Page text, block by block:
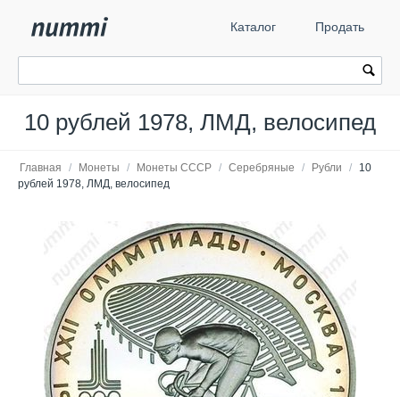
Каталог Продать
10 рублей 1978, ЛМД, велосипед
Главная / Монеты / Монеты СССР / Серебряные / Рубли /
10
рублей 1978, ЛМД, велосипед